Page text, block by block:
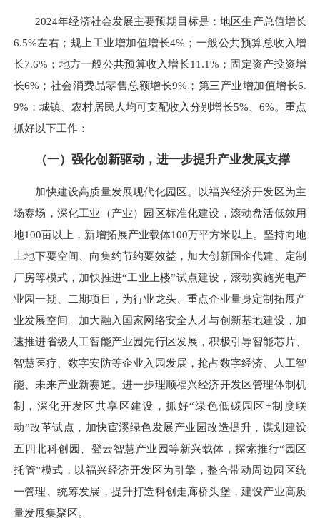
2024年经济社会发展主要预期目标是：地区生产总值增长
6.5%左右；规上工业增加值增长4%；一般公共预算总收入增
长7.6%；地方一般公共预算收入增长11.1%；固定资产投资增
长6%；社会消费品零售总额增长9%；第三产业增加值增长6.
9%；城镇、农村居民人均可支配收入分别增长5%、6%。重点
抓好以下工作：
（一）强化创新驱动，进一步提升产业发展支撑
加快建设高质量发展现代化园区。以福兴经济开发区为主
场赛场，深化工业（产业）园区标准化建设，滚动盘活低效用
地100亩以上，新增拓展产业载体100万平方米以上。坚持向地
上地下要空间、向集约节约要效益，加大创新国企代建、定制
厂房等模式，加快推进“工业上楼”试点建设，滚动实施光电产
业园一期、二期项目，为行业龙头、重点企业量身定制拓展产
业发展空间。加大融入国家网络安全人才与创新基地建设，加
速推进省级人工智能产业园先行区发展，积极引导智能芯片、
智慧医疗、数字安防等企业入园发展，抢占数字经济、人工智
能、未来产业新赛道。进一步理顺福兴经济开发区管理体制机
制，深化开发区共享区建设，抓好“绿色低碳园区+制度联
动”改革试点，加快宦溪绿色发展产业园改造提升，谋划建设
五四北科创园、登云智慧产业园等新兴载体，探索推行“园区
托管”模式，以福兴经济开发区为引擎，整合带动周边园区统
一管理、统筹发展，提升打造科创走廊桥头堡，建设产业高质
量发展集聚区。